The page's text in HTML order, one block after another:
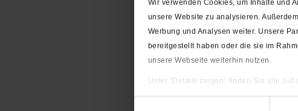
Wir verwenden Cookies, um Inhalte und
unsere Website zu analysieren.
Werbung und Analysen weiter. Unsere
bereitgestellt haben oder die sie im
unsere Webseite weiterhin nutzen.
Unter "Details zeigen" finden Sie alle
(zur Nutzung der Webseite benötigten)
Baumwolljersey Stoff
"Sechsecke vs.
0,10 € *